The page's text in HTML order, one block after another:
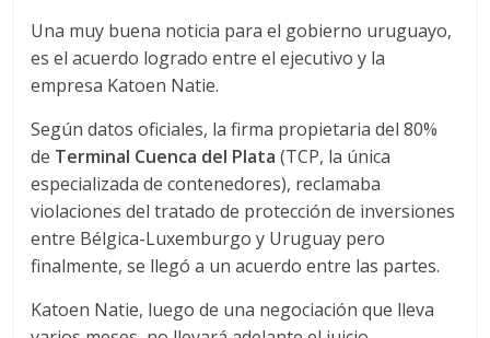
a
–
T
r
a
Una muy buena noticia para el gobierno uruguayo,
es el acuerdo logrado entre el ejecutivo y la
empresa Katoen Natie.
Según datos oficiales, la firma propietaria del 80%
de Terminal Cuenca del Plata(TCP, la única
especializada de contenedores), reclamaba
violaciones del tratado de protección de inversiones
entre Bélgica-Luxemburgo y Uruguay pero
finalmente, se llegó a un acuerdo entre las partes.
Katoen Natie, luego de una negociación que lleva